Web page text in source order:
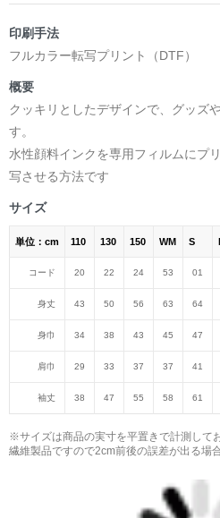
印刷手法
フルカラー転写プリント（DTF）
概要
クッキリとしたデザインで、グッズ
す。
水性顔料インクを専用フィルムにプ
写させる方法です
サイズ
単位：cm 110 130 150 WM S
コード 20 22 24 53 01
身丈 43 50 56 63 64
身巾 34 38 43 45 47
肩巾 29 33 37 37 41
袖丈 38 47 55 58 61
※サイズは商品の実寸を平置きで計測して
繊維製品ですので2cm前後の誤差が出る場